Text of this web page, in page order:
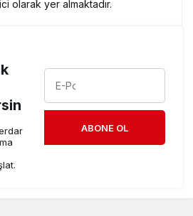
olarak yer almaktadır.
ABONE OL